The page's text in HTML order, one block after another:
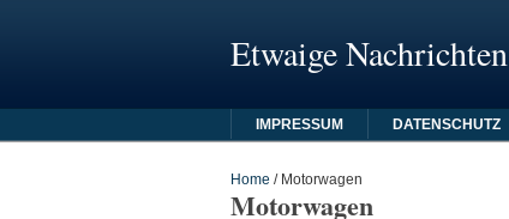
Etwaige Nachrichten
IMPRESSUM DATENSCHUTZ
Home / Motorwagen
Motorwagen